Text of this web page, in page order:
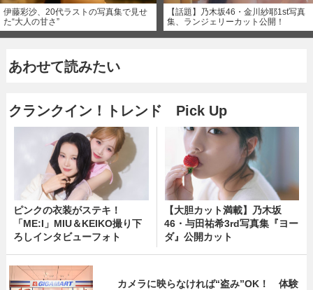
伊藤彩沙、20代ラストの写真集で見せ
た“大人の甘さ”
【話題】乃木坂46・金川紗耶1st写真
集、ランジェリーカット公開！
あわせて読みたい
クランクイン！トレンド Pick Up
ピンクの衣装がステキ！
「ME:I」MIU＆KEIKO撮り下
ろしインタビューフォト
【大胆カット満載】乃木坂
46・与田祐希3rd写真集『ヨー
ダ』公開カット
カメラに映らなければ“盗み”OK！ 体験